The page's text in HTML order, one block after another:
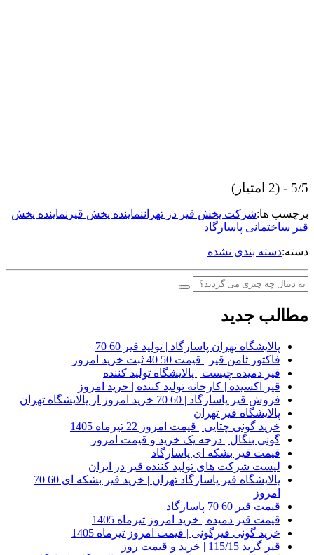
5/5 - (2 امتیاز)
برچسب ها:شرکت پخش قیر در تهراننماینده پخش قیر نماینده پخش
قیر ساختمانی پاسارگاد
دسته:دسته بندی نشده
مطالب جدید
پالایشگاه تهران پاسارگاد | تولید قیر 60 70
فاکتور ثامن قیر | قیمت 50 40 ثبت خرید امروز
قیر دمیده چیست | پالایشگاه تولید کننده
قیر اکسیده | کارخانه تولید کننده | خرید امروز
فروش قیر پاسارگاد | 60 70 خرید امروز از پالایشگاه تهران
پالایشگاه قیر تهران
خرید گونی چتایی | قیمت امروز 22 تیرماه 1405
گونی بنگال | درجه یک خرید و قیمت امروز
قیمت قیر بشکه ای پاسارگاد
لیست شرکت های تولید کننده قیر در ایران
پالایشگاه قیر پاسارگاد تهران | خرید قیر بشکه ای 60 70
امروز
قیمت قیر 60 70 پاسارگاد
قیمت قیر دمیده | خرید امروز تیرماه 1405
خرید گونی قیرگونی | قیمت امروز تیرماه 1405
قیر گرید 115/15 | خرید و قیمت روز